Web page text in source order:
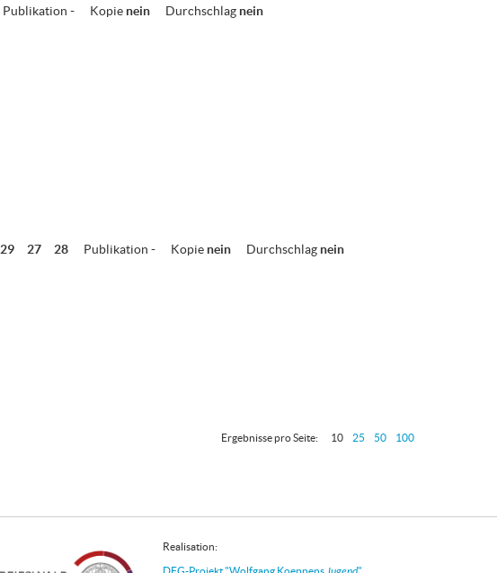
Publikation - Kopie nein Durchschlag nein
29 27 28 Publikation - Kopie nein Durchschlag nein
Ergebnisse pro Seite: 10 25 50 100
Realisation: